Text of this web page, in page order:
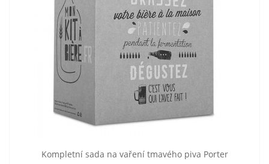
Kompletní sada na vaření tmavého piva Porter